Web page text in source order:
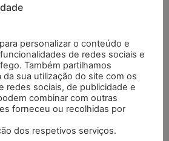
1 mg / 0,001 g
15 programas de secagem
ajustável
para reajustar a balança
de 100 g
9 teclas
personalizar o conteúdo e
de redes sociais e
Também partilhamos
sua utilização do site com os
redes sociais, de publicidade e
combinar com outras
forneceu ou recolhidas por
dos respetivos serviços.